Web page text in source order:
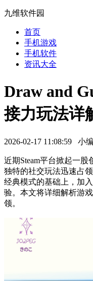
九维软件园
首页
手机游戏
手机软件
资讯大全
Draw and
接力玩法详
2026-02-17 11:08:59 小
近期Steam平台掀起一股
独特的社交玩法迅速占
经典模式的基础上，加
验。本文将详细解析游
领。